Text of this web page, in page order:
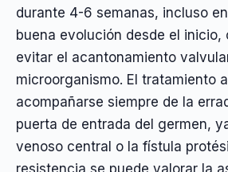
durante 4-6 semanas, incluso
buena evolución desde el inicio,
evitar el acantonamiento
microorganismo. El tratamiento
acompañarse siempre de la
puerta de entrada del germen,
venoso central o la fístula